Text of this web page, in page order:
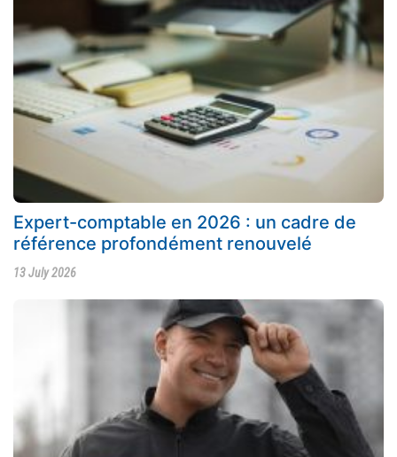
Expert-comptable en 2026 : un cadre de
référence profondément renouvelé
13 July 2026